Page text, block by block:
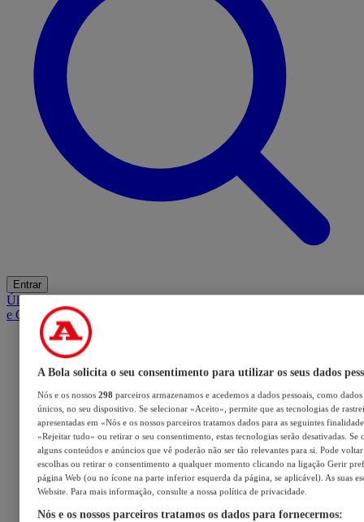
Entrar
ÚltimasMercadoOpiniãoiGaming HubA BOLA SUGEREBarba
e Cabelo
A Bola solicita o seu consentimento para utilizar os seus dados
Nós e os nossos 298 parceiros armazenamos e acedemos a dados pessoais, como
únicos, no seu dispositivo. Se selecionar «Aceito», permite que as tecnologias de
apresentadas em «Nós e os nossos parceiros tratamos dados para as seguintes
«Rejeitar tudo» ou retirar o seu consentimento, estas tecnologias serão desativadas. Se
alguns conteúdos e anúncios que vê poderão não ser tão relevantes para si. Pode voltar
escolhas ou retirar o consentimento a qualquer momento clicando na ligação Gerir
página Web (ou no ícone na parte inferior esquerda da página, se aplicável). As suas
Website. Para mais informação, consulte a nossa política de privacidade.
Nós e os nossos parceiros tratamos os dados para fornecermos: